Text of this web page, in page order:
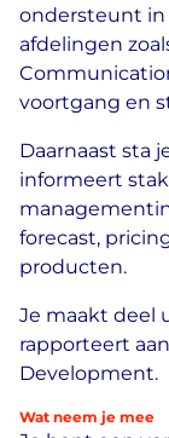
ondersteunt in
afdelingen
voortgang en
Daarnaast sta
informeert
forecast,
producten.
Je maakt deel
rapporteert
Development.
Wat neem je mee